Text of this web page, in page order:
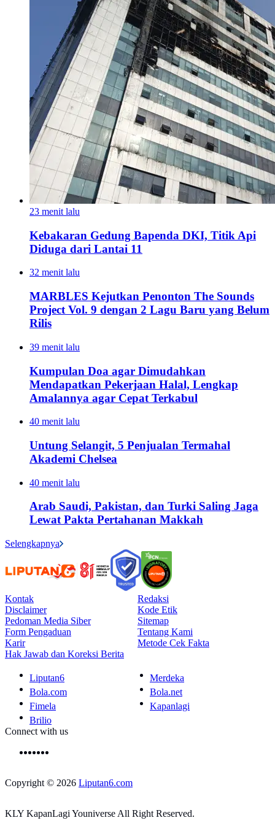
23 menit lalu
Kebakaran Gedung Bapenda DKI, Titik Api
Diduga dari Lantai 11
32 menit lalu
MARBLES Kejutkan Penonton The Sounds
Project Vol. 9 dengan 2 Lagu Baru yang Belum
Rilis
39 menit lalu
Kumpulan Doa agar Dimudahkan
Mendapatkan Pekerjaan Halal, Lengkap
Amalannya agar Cepat Terkabul
40 menit lalu
Untung Selangit, 5 Penjualan Termahal
Akademi Chelsea
40 menit lalu
Arab Saudi, Pakistan, dan Turki Saling Jaga
Lewat Pakta Pertahanan Makkah
Selengkapnya
Kontak
Redaksi
Disclaimer
Kode Etik
Pedoman Media Siber
Sitemap
Form Pengaduan
Tentang Kami
Karir
Metode Cek Fakta
Hak Jawab dan Koreksi Berita
Liputan6
Merdeka
Bola.com
Bola.net
Fimela
Kapanlagi
Brilio
Connect with us
Copyright © 2026 Liputan6.com
KLY KapanLagi Youniverse All Right Reserved.